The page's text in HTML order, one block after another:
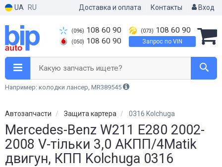
UA RU Доставка и оплата Контакты Вход
(096) 108 60 90
(050) 108 60 90
(073) 108 60 90
Запрос по VIN
Какую запчасть ищете?
Например: колодки лансер, MR389545
Автозапчасти Защита картера 0316 Kolchuga
Mercedes-Benz W211 E280 2002-
2008 V-тільки 3,0 АКПП/4Matik
двигун, КПП Kolchuga 0316